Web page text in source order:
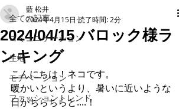
全ての記事
コミュニケーション
生地
モチベーション
ファッショントレンド
2024/04/15 バロック様ラ
ンキング
藍 松井
2024年4月15日 読了時間: 2分
こんにちは！ネコです。
暖かいというより、暑いに近いような
日がちらちらと....！